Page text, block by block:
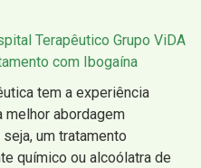
Terapêutico Grupo ViDA
com Ibogaína
tem a experiência
melhor abordagem
um tratamento
químico ou alcoólatra de